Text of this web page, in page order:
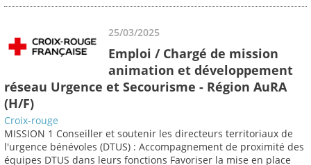
25/03/2025
Emploi / Chargé de mission
animation et développement
réseau Urgence et Secourisme - Région AuRA
(H/F)
Croix-rouge
MISSION 1 Conseiller et soutenir les directeurs territoriaux de
l'urgence bénévoles (DTUS) : Accompagnement de proximité des
équipes DTUS dans leurs fonctions Favoriser la mise en place